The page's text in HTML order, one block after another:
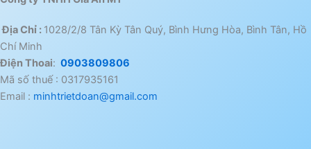
Địa Chỉ : 1028/2/8 Tân Kỳ Tân Quý, Bình Hưng Hòa, Bình Tân, Hồ
Chí Minh
Điện Thoai: 0903809806
Mã số thuế : 0317935161
Email : minhtrietdoan@gmail.com